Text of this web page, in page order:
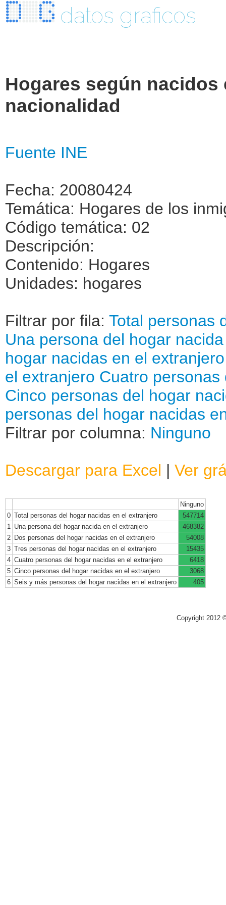
datos graficos
Hogares según nacidos
nacionalidad
Fuente INE
Fecha: 20080424
Temática: Hogares de los
Código temática: 02
Descripción:
Contenido: Hogares
Unidades: hogares
Filtrar por fila: Total personas
Una persona del hogar
hogar nacidas en el extranjero
el extranjero Cuatro
Cinco personas del hogar
personas del hogar nacidas
Filtrar por columna: Ninguno
Descargar para Excel | Ver
Ninguno
0 Total personas del hogar nacidas en el extranjero
547714
1
Una persona del hogar nacida en el extranjero
468382
2 Dos personas del hogar nacidas en el extranjero
54008
3 Tres personas del hogar nacidas en el extranjero
15435
4 Cuatro personas del hogar nacidas en el extranjero
6418
5 Cinco personas del hogar nacidas en el extranjero
3068
6 Seis y más personas del hogar nacidas en el extranjero 405
Copyright 2012